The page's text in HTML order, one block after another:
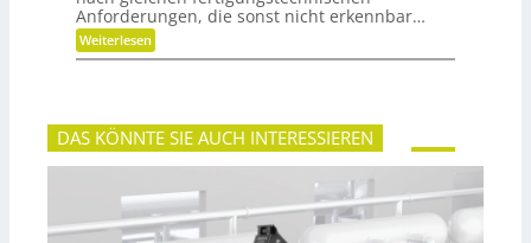
ü
n
d
e
t
r
i
e
F
a
l
i
e
e
x
i
t
ä
t
Anforderungen, die sonst nicht erkennbar…
Weiterlesen:
P
n
z
i
a
e
d
e
DAS KÖNNTE SIE AUCH INTERESSIEREN